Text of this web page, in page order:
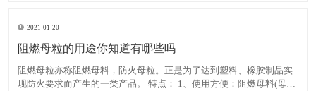
了燃烧速度，直到火焰熄灭为止。在卤素中，溴比氯具有更高的阻
2021-01-20
阻燃母粒的用途你知道有哪些吗
阻燃母粒亦称阻燃母料，防火母粒。正是为了达到塑料、橡胶制品实
现防火要求而产生的一类产品。 特点： 1、使用方便：阻燃母料(母粒)